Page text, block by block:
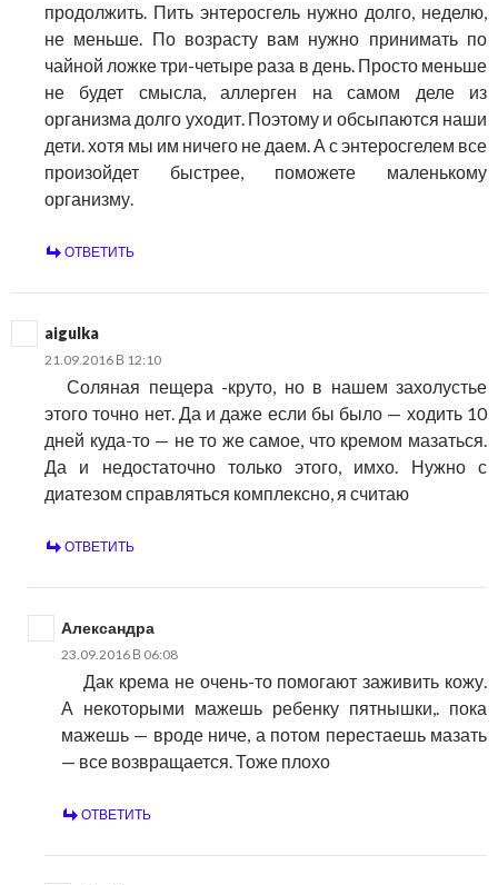
продолжить. Пить энтеросгель нужно долго, неделю,
не меньше. По возрасту вам нужно принимать по
чайной ложке три-четыре раза в день. Просто меньше
не будет смысла, аллерген на самом деле из
организма долго уходит. Поэтому и обсыпаются наши
дети. хотя мы им ничего не даем. А с энтеросгелем все
произойдет быстрее, поможете маленькому
организму.
ОТВЕТИТЬ
aigulka
21.09.2016 В 12:10
Соляная пещера -круто, но в нашем захолустье
этого точно нет. Да и даже если бы было — ходить 10
дней куда-то — не то же самое, что кремом мазаться.
Да и недостаточно только этого, имхо. Нужно с
диатезом справляться комплексно, я считаю
ОТВЕТИТЬ
Александра
23.09.2016 В 06:08
Дак крема не очень-то помогают заживить кожу.
А некоторыми мажешь ребенку пятнышки,. пока
мажешь — вроде ниче, а потом перестаешь мазать
— все возвращается. Тоже плохо
ОТВЕТИТЬ